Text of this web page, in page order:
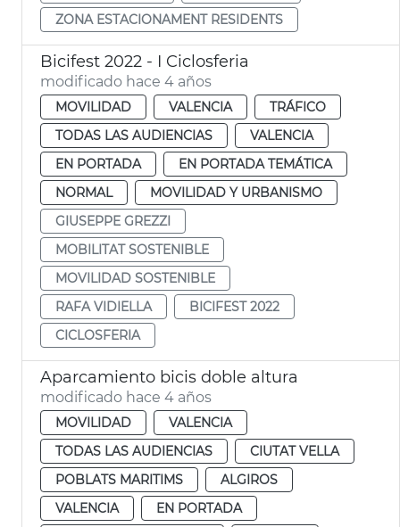
ZONA ESTACIONAMENT RESIDENTS
Bicifest 2022 - I Ciclosferia
modificado hace 4 años
MOVILIDAD VALENCIA
TRÁFICO
TODAS LAS AUDIENCIAS
VALENCIA
EN PORTADA
EN PORTADA TEMÁTICA
NORMAL
MOVILIDAD Y URBANISMO
GIUSEPPE GREZZI
MOBILITAT SOSTENIBLE
MOVILIDAD SOSTENIBLE
RAFA VIDIELLA
BICIFEST 2022
CICLOSFERIA
Aparcamiento bicis doble altura
modificado hace 4 años
MOVILIDAD
VALENCIA
TODAS LAS AUDIENCIAS
CIUTAT VELLA
POBLATS MARITIMS
ALGIROS
VALENCIA
EN PORTADA